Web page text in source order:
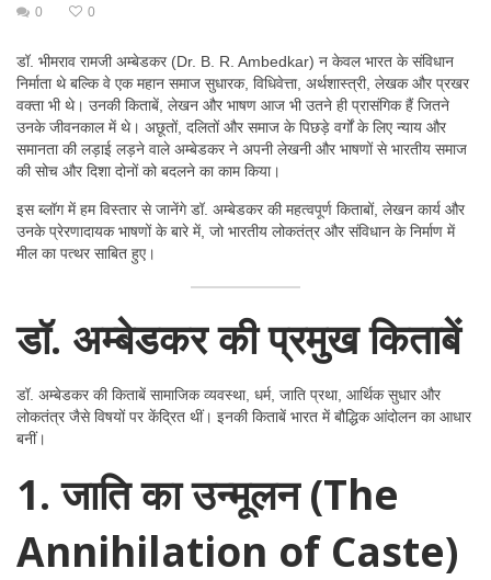
0
0
डॉ. भीमराव रामजी अम्बेडकर (Dr. B. R. Ambedkar) न केवल भारत के संविधान
निर्माता थे बल्कि वे एक महान समाज सुधारक, विधिवेत्ता, अर्थशास्त्री, लेखक और प्रखर
वक्ता भी थे। उनकी किताबें, लेखन और भाषण आज भी उतने ही प्रासंगिक हैं जितने
उनके जीवनकाल में थे। अछूतों, दलितों और समाज के पिछड़े वर्गों के लिए न्याय और
समानता की लड़ाई लड़ने वाले अम्बेडकर ने अपनी लेखनी और भाषणों से भारतीय समाज
की सोच और दिशा दोनों को बदलने का काम किया।
इस ब्लॉग में हम विस्तार से जानेंगे डॉ. अम्बेडकर की महत्वपूर्ण किताबों, लेखन कार्य और
उनके प्रेरणादायक भाषणों के बारे में, जो भारतीय लोकतंत्र और संविधान के निर्माण में
मील का पत्थर साबित हुए।
डॉ. अम्बेडकर की प्रमुख किताबें
डॉ. अम्बेडकर की किताबें सामाजिक व्यवस्था, धर्म, जाति प्रथा, आर्थिक सुधार और
लोकतंत्र जैसे विषयों पर केंद्रित थीं। इनकी किताबें भारत में बौद्धिक आंदोलन का आधार
बनीं।
1. जाति का उन्मूलन (The
Annihilation of Caste)